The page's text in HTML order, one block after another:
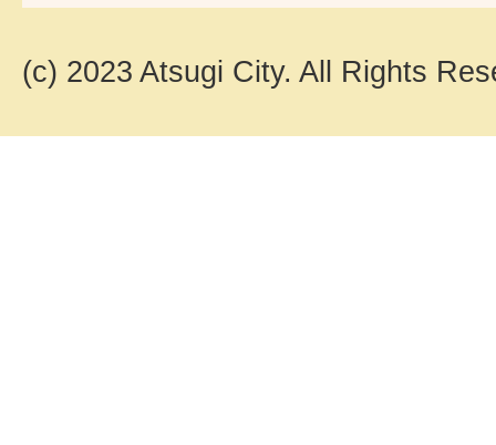
(c) 2023 Atsugi City. All Rights